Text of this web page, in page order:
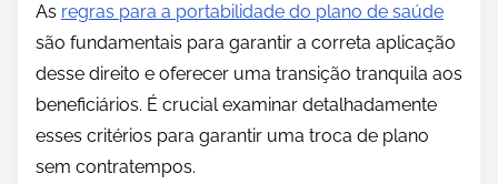
As regras para a portabilidade do plano de saúde
são fundamentais para garantir a correta aplicação
desse direito e oferecer uma transição tranquila aos
beneficiários. É crucial examinar detalhadamente
esses critérios para garantir uma troca de plano
sem contratempos.